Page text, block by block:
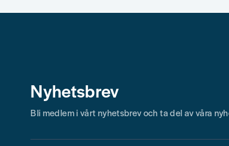
Nyhetsbrev
Bli medlem i vårt nyhetsbrev och ta del av våra